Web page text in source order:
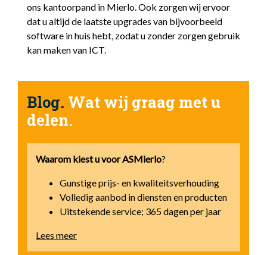
ons kantoorpand in Mierlo. Ook zorgen wij ervoor
dat u altijd de laatste upgrades van bijvoorbeeld
software in huis hebt, zodat u zonder zorgen gebruik
kan maken van ICT.
Blog. Wat wij graag met u
delen.
Waarom kiest u voorASMierlo?
Gunstige prijs- en kwaliteitsverhouding
Volledig aanbod in diensten en producten
Uitstekende service; 365 dagen per jaar
Lees meer